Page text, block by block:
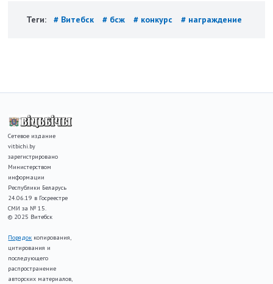
Теги: # Витебск # бсж # конкурс # награждение
Сетевое издание
vitbichi.by
зарегистрировано
Министерством
информации
Республики Беларусь
24.06.19 в Госреестре
СМИ за № 15.
© 2025 Витебск
Порядок копирования,
цитирования и
последующего
распространение
авторских материалов,